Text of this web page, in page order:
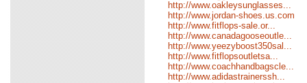
http://www.oakleysunglasses...
http://www.jordan-shoes.us.com
http://www.fitflops-sale.or...
http://www.canadagooseoutle...
http://www.yeezyboost350sal...
http://www.fitflopsoutletsa...
http://www.coachhandbagscle...
http://www.adidastrainerssh...